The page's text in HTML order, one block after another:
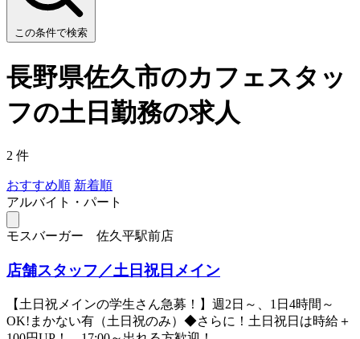
この条件で検索
長野県佐久市のカフェスタッ
フの土日勤務の求人
2 件
おすすめ順 新着順
アルバイト・パート
モスバーガー 佐久平駅前店
店舗スタッフ／土日祝日メイン
【土日祝メインの学生さん急募！】週2日～、1日4時間～
OK!まかない有（土日祝のみ）◆さらに！土日祝日は時給＋